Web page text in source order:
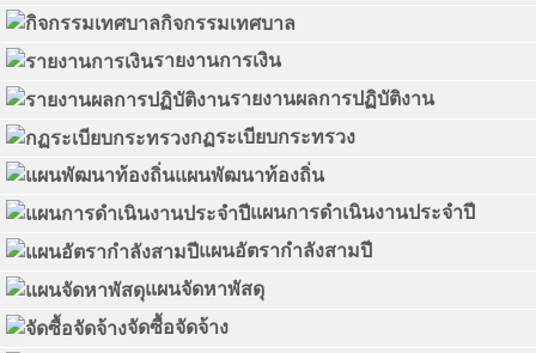
กิจกรรมเทศบาล
รายงานการเงิน
รายงานผลการปฏิบัติงาน
กฏระเบียบกระทรวง
แผนพัฒนาท้องถิ่น
แผนการดำเนินงานประจำปี
แผนอัตรากำลังสามปี
แผนจัดหาพัสดุ
จัดซื้อจัดจ้าง